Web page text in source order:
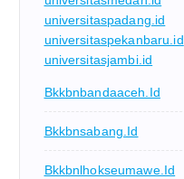
universitaspadang.id
universitaspekanbaru.id
universitasjambi.id
Bkkbnbandaaceh.id
Bkkbnsabang.id
Bkkbnlhokseumawe.id